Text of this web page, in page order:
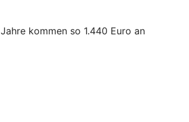
kommen so 1.440 Euro an